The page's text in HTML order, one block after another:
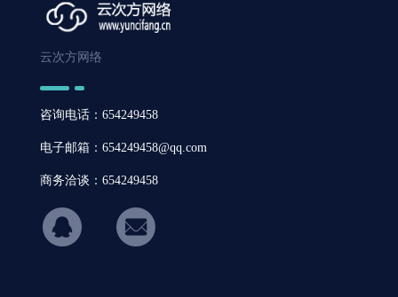
云次方网络
咨询电话：654249458
电子邮箱：654249458@qq.com
商务洽谈：654249458
hicon34